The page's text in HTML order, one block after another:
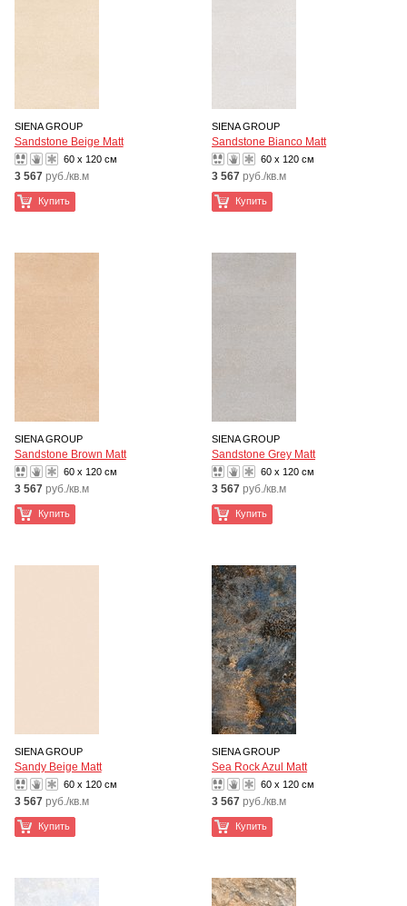
SIENA GROUP
Sandstone Beige Matt
60 x 120 см
3 567 руб./кв.м
Купить
SIENA GROUP
Sandstone Bianco Matt
60 x 120 см
3 567 руб./кв.м
Купить
SIENA GROUP
Sandstone Brown Matt
60 x 120 см
3 567 руб./кв.м
Купить
SIENA GROUP
Sandstone Grey Matt
60 x 120 см
3 567 руб./кв.м
Купить
SIENA GROUP
Sandy Beige Matt
60 x 120 см
3 567 руб./кв.м
Купить
SIENA GROUP
Sea Rock Azul Matt
60 x 120 см
3 567 руб./кв.м
Купить